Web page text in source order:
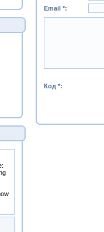
Email *:
Код *: